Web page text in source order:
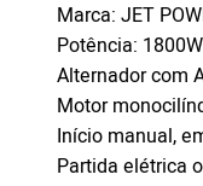
Marca: JET
Potência:
Alternador com
Motor
Início manual,
Partida elétrica